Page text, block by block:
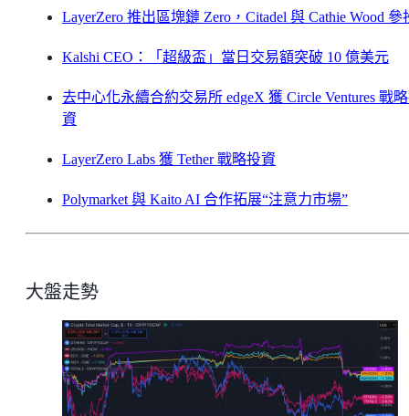
LayerZero 推出區塊鏈 Zero，Citadel 與 Cathie Wood 參
Kalshi CEO：「超級盃」當日交易額突破 10 億美元
去中心化永續合約交易所 edgeX 獲 Circle Ventures 戰
資
LayerZero Labs 獲 Tether 戰略投資
Polymarket 與 Kaito AI 合作拓展“注意力市場”
大盤走勢